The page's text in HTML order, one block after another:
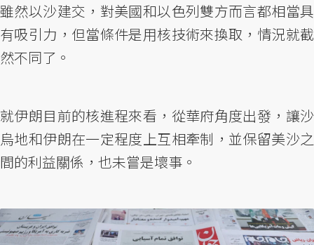
雖然以沙建交，對美國和以色列雙方而言都相當具
有吸引力，但當條件是用核技術來換取，情況就截
然不同了。
就伊朗目前的核進程來看，從華府角度出發，讓沙
烏地和伊朗在一定程度上互相牽制，並保留美沙之
間的利益關係，也未嘗是壞事。